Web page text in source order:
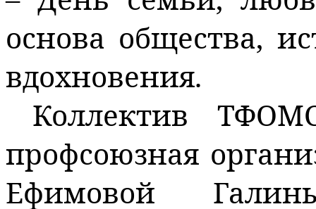
основа общества,
вдохновения.
Коллектив
профсоюзная
Ефимовой